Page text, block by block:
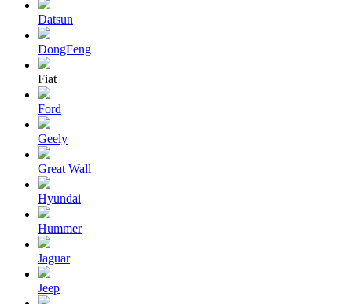
Datsun
DongFeng
Fiat
Ford
Geely
Great Wall
Hyundai
Hummer
Jaguar
Jeep